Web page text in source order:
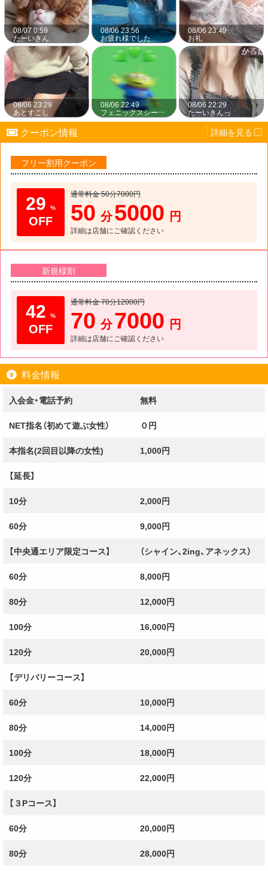
【50分コース5,000円】
☆中央通近辺指定ラブホテル＆フリー限定イベン
ト☆
1分100円！最安値！！
お財布が寂しい時、ちょっとムラムラした時にご
利用下さい。
2回転3回転もお楽しみいただけます。
※中央通エリア指定ラブホテル以外は【50分
7,000円】
出張費はデリバリー料金に準じます。
出勤表はこちら
https://chanko-miyazaki.com/schedule.php
・‥…━━━+.☆ﾟ・‥…━━━+.☆ﾟ・‥
☆激安だけど女性の質、サービスに手抜きなし！
コストパフォーマンス第一！厳選したちゃん娘を
是非体感下さいませ♪
当店のちゃん娘はどれもオススメ、
迷うくらいなら遊んでみて下さい♪楽しいお時間
をお約束致します。
間違いなく全国最安値！！
大好評お客様からのリクエストにより、上記イベ
ントも継続致します。
連日新人続々入店♪
業界経験ナシ！ちゃん娘続々入店！！
素人好きにはたまらないでごわすよ～
「ちゃん娘」は、どの娘と遊んでも真心サービスで
リピーター続出中！
素人だけど一生懸命頑張ります！
遊んでみて下さい♪
絶妙の弾力感、極上の手触り、巨乳でしか味わえ
豊満に実った巨大淫乳！満たされなかったものが
当店にはございます。
払いいただきます。
・延長は追加料金のお支払いで可能です。
・エドモンドでのご利用は不可となっておりま
す。
・プレミア料金のキャストは差額分がでますの
で差額分のお支払いは頂くようになります。
・限定エリア外のホテルでのご利用はエリア外
2,000円+交通費分をお支払いいただくように
なります。
月曜日の朝に抽選発表致しますので、ご当選者
はオフィシャルサイトのクーポン欄をご確認
メルマガでも当選者の確認はできます！
わせください！
08/07 0:59
たーいきん
08/06 23:56
お疲れ様でした
08/06 23:49
お礼
08/06 23:29
あとすこし
08/06 22:49
フェニックスシーガイアオーシャンタワーのお客様
08/06 22:29
たーいきんっ
クーポン情報 詳細を見る
フリー割用クーポン
29 %
通常料金 50分7000円
50 分5000 円
詳細は店舗にご確認ください
新規様割
42 %
通常料金 70分12000円
70 分7000 円
詳細は店舗にご確認ください
料金情報
入会金・電話予約 無料
NET指名（初めて遊ぶ女性） ０円
本指名(2回目以降の女性) 1,000円
【延長】
10分 2,000円
60分 9,000円
【中央通エリア限定コース】 （シャイン、2ing、アネックス）
60分 8,000円
80分 12,000円
100分 16,000円
120分 20,000円
【デリバリーコース】
60分 10,000円
80分 14,000円
100分 18,000円
120分 22,000円
【３Pコース】
60分 20,000円
80分 28,000円